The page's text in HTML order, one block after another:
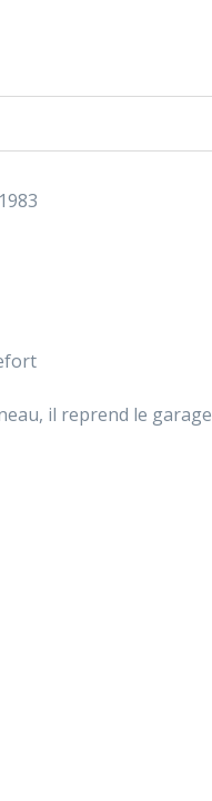
il reprend le garage